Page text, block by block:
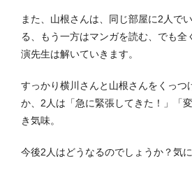
また、山根さんは、同じ部屋に2人で
る、もう一方はマンガを読む、でも全
演先生は解いていきます。
すっかり横川さんと山根さんをくっつ
か、2人は「急に緊張してきた！」「
き気味。
今後2人はどうなるのでしょうか？気